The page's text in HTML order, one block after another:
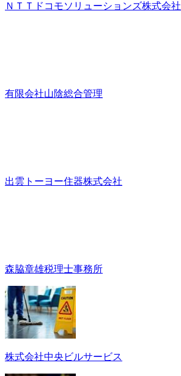
ＮＴＴドコモソリューションズ株式会社
有限会社山陰総合管理
出雲トーヨー住器株式会社
森脇章雄税理士事務所
株式会社中央ビルサービス